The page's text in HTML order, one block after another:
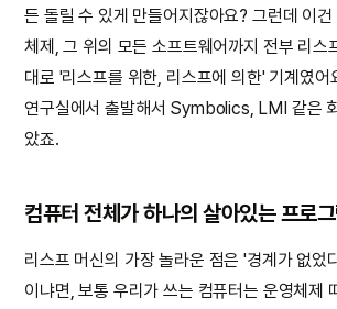
든 돌릴 수 있게 만들어지잖아요? 그런데 이
체제, 그 위의 모든 소프트웨어까지 전부 리스
대로 '리스프를 위한, 리스프에 의한' 기계였
연구실에서 출발해서 Symbolics, LMI 같은
았죠.
컴퓨터 전체가 하나의 살아있는 프로
리스프 머신의 가장 놀라운 점은 '경계가 없었
이냐면, 보통 우리가 쓰는 컴퓨터는 운영체제